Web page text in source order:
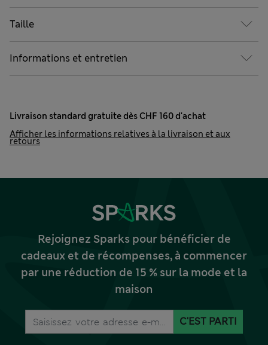
Taille
Informations et entretien
Livraison standard gratuite dès CHF 160 d'achat
Afficher les informations relatives à la livraison et aux
retours
Rejoignez Sparks pour bénéficier de
cadeaux et de récompenses, à commencer
par une réduction de 15 % sur la mode et la
maison
C'EST PARTI